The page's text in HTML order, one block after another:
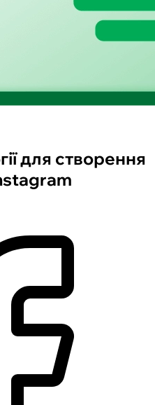
для створення